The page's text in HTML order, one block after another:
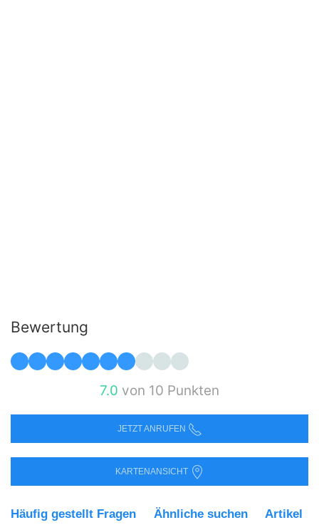
Bewertung
7.0 von 10 Punkten
JETZT ANRUFEN
KARTENANSICHT
Häufig gestellt Fragen Ähnliche suchen Artikel